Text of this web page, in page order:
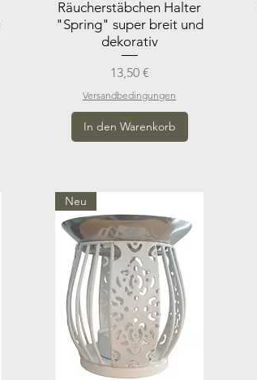
Räucherstäbchen Halter
"Spring" super breit und
dekorativ
Preis
13,50 €
Versandbedingungen
In den Warenkorb
Neu